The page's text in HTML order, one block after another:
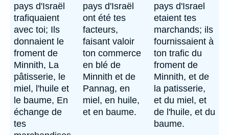
pays d'Israël
trafiquaient
avec toi; Ils
donnaient le
froment de
Minnith, La
pâtisserie, le
miel, l'huile et
le baume, En
échange de
tes
pays d'Israël
ont été tes
facteurs,
faisant valoir
ton commerce
en blé de
Minnith et de
Pannag, en
miel, en huile,
et en baume.
pays d'Israel
etaient tes
marchands; ils
fournissaient à
ton trafic du
froment de
Minnith, et de
la patisserie,
et du miel, et
de l'huile, et du
baume.